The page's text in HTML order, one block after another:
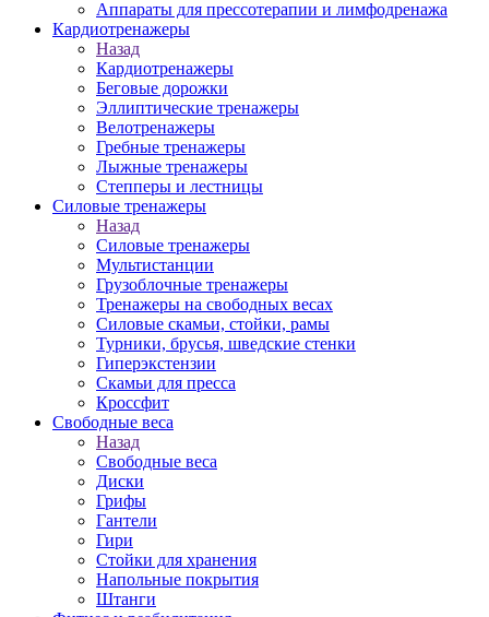
Аппараты для прессотерапии и лимфодренажа
Кардиотренажеры
Назад
Кардиотренажеры
Беговые дорожки
Эллиптические тренажеры
Велотренажеры
Гребные тренажеры
Лыжные тренажеры
Степперы и лестницы
Силовые тренажеры
Назад
Силовые тренажеры
Мультистанции
Грузоблочные тренажеры
Тренажеры на свободных весах
Силовые скамьи, стойки, рамы
Турники, брусья, шведские стенки
Гиперэкстензии
Скамьи для пресса
Кроссфит
Свободные веса
Назад
Свободные веса
Диски
Грифы
Гантели
Гири
Стойки для хранения
Напольные покрытия
Штанги